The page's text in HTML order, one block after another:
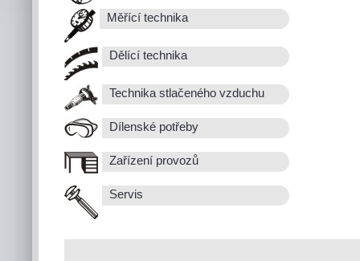
Měřící technika
Dělící technika
Technika stlačeného vzduchu
Dílenské potřeby
Zařízení provozů
Servis